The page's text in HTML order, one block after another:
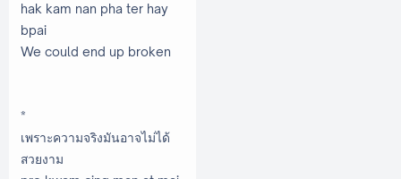
hak kam nan pha ter hay
bpai
We could end up broken
*
เพราะความจริงมันอาจไม่ได้
สวยงาม